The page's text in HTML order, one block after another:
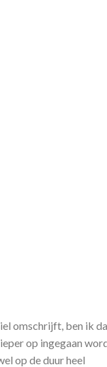
omschrijft, ben ik
op ingegaan
op de duur heel